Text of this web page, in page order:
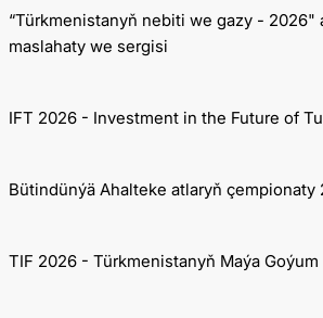
“Türkmenistanyň nebiti we gazy - 2026"
maslahaty we sergisi
IFT 2026 - Investment in the Future of
Bütindünýä Ahalteke atlaryň çempionaty
TIF 2026 - Türkmenistanyň Maýa Goýum